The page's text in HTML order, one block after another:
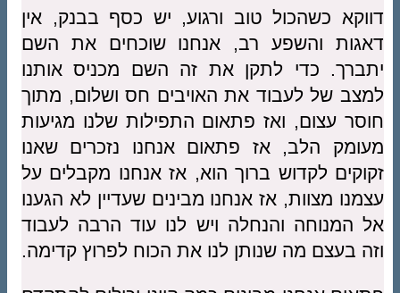
דווקא כשהכול טוב ורגוע, יש כסף בבנק, אין
דאגות והשפע רב, אנחנו שוכחים את השם
יתברך. כדי לתקן את זה השם מכניס אותנו
למצב של לעבוד את האויבים חס ושלום, מתוך
חוסר עצום, ואז פתאום התפילות שלנו מגיעות
מעומק הלב, אז פתאום אנחנו נזכרים שאנו
זקוקים לקדוש ברוך הוא, אז אנחנו מקבלים על
עצמנו מצוות, אז אנחנו מבינים שעדיין לא הגענו
אל המנוחה והנחלה ויש לנו עוד הרבה לעבוד
וזה בעצם מה שנותן לנו את הכוח לפרוץ קדימה.